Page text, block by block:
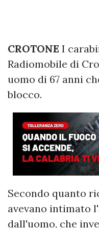
CROTONE I
Radiomobile di
uomo di 67 anni
blocco.
Secondo quanto
avevano intimato
dall'uomo, che